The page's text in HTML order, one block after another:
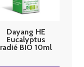
Dayang HE
Eucalyptus
radié BIO 10ml